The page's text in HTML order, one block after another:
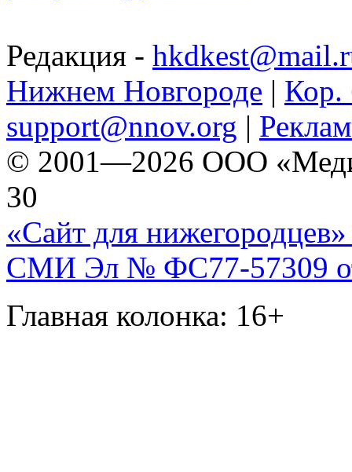
Редакция -
Нижнем Новгороде | Кор.
support@nnov.org |
© 2001—2026 ООО
30
«Сайт для нижегородцев»
СМИ Эл № ФС77-57309
Главная колонка: 16+